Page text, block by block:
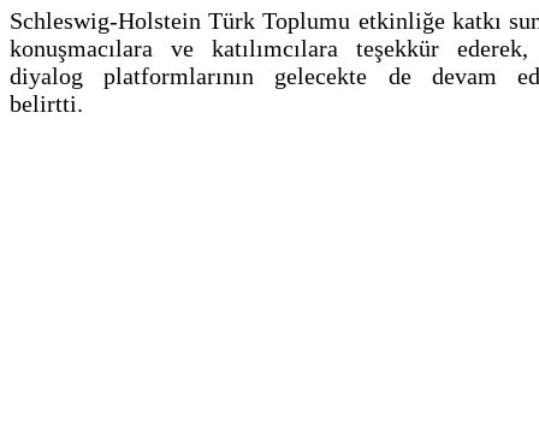
Schleswig-Holstein Türk Toplumu etkinliğe katkı
konuşmacılara ve katılımcılara teşekkür ederek,
diyalog platformlarının gelecekte de devam
belirtti.